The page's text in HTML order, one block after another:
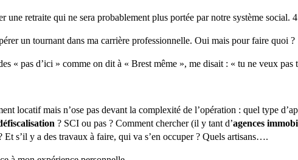
une retraite qui ne sera probablement plus portée par notre système
un tournant dans ma carrière professionnelle. Oui mais pour faire quoi ?
« pas d’ici » comme on dit à « Brest même », me disait : « tu ne veux pas
locatif mais n’ose pas devant la complexité de l’opération : quel type
? SCI ou pas ? Comment chercher (il y tant d’agences
s’il y a des travaux à faire, qui va s’en occuper ? Quels artisans….